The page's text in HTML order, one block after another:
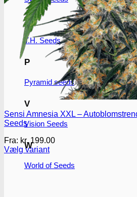
T
T.H. Seeds
P
Pyramid seeds
V
Vision Seeds
W
World of Seeds
Sensi Amnesia XXL –
Seeds
Fra: kr.199.00
Vælg variant